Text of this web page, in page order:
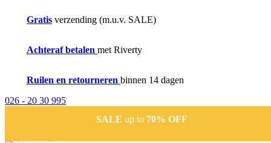
Gratisverzending (m.u.v. SALE)
Achteraf betalen met Riverty
Ruilen en retourneren binnen 14 dagen
026 - 20 30 995
SALE up to 70% OFF